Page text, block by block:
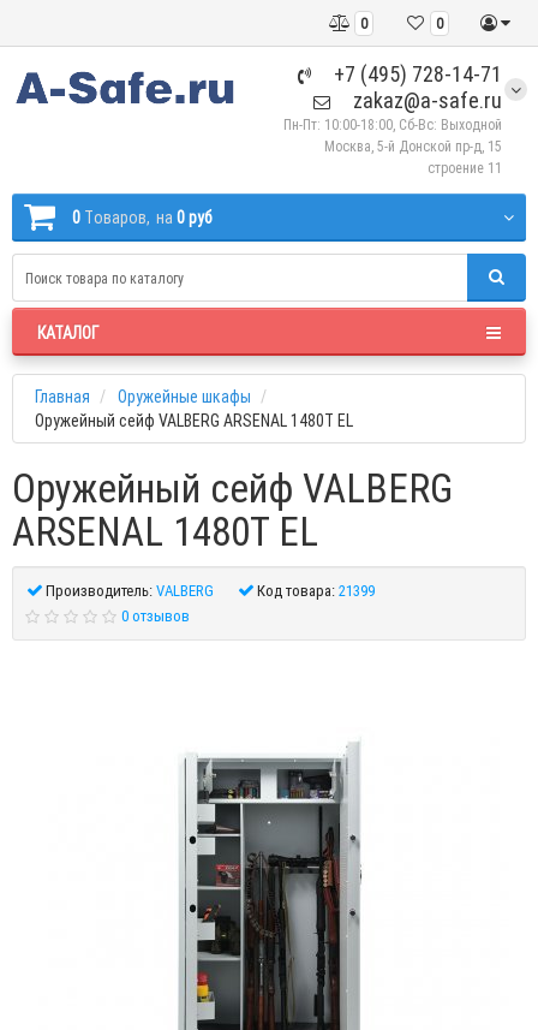
0
0
+7 (495) 728-14-71
zakaz@a-safe.ru
Пн-Пт: 10:00-18:00, Сб-Вс: Выходной
Москва, 5-й Донской пр-д, 15
строение 11
0 Tоваров, на 0 руб
КАТАЛОГ
Главная
Оружейные шкафы
Оружейный сейф VALBERG ARSENAL 1480Т EL
Оружейный сейф VALBERG
ARSENAL 1480Т EL
Производитель:VALBERG Код товара:21399
0 отзывов